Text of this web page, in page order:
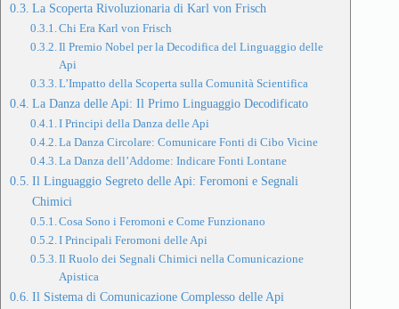
La Scoperta Rivoluzionaria di Karl von Frisch
Chi Era Karl von Frisch
Il Premio Nobel per la Decodifica del Linguaggio delle
Api
L’Impatto della Scoperta sulla Comunità Scientifica
La Danza delle Api: Il Primo Linguaggio Decodificato
I Principi della Danza delle Api
La Danza Circolare: Comunicare Fonti di Cibo Vicine
La Danza dell’Addome: Indicare Fonti Lontane
Il Linguaggio Segreto delle Api: Feromoni e Segnali
Chimici
Cosa Sono i Feromoni e Come Funzionano
I Principali Feromoni delle Api
Il Ruolo dei Segnali Chimici nella Comunicazione
Apistica
Il Sistema di Comunicazione Complesso delle Api